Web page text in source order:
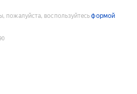
пожалуйста, воспользуйтесьформой